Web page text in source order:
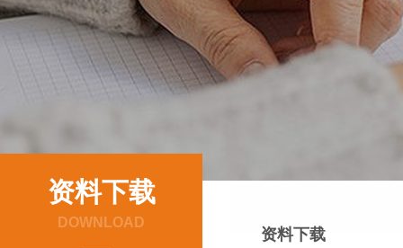
资料下载
DOWNLOAD
资料下载